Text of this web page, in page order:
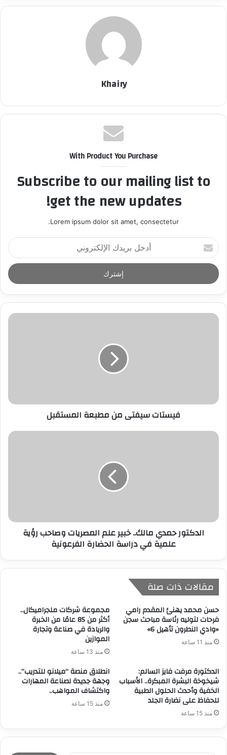
Khairy
With Product You Purchase
Subscribe to our mailing list to
get the new updates!
Lorem ipsum dolor sit amet, consectetur.
أ
د
خ
ل
ر
د
ر
ي
فيستات سيفتى من مطبعة المستقبل
الدكتور حمدي مالك.. خبير علم المصريات وصاحب رؤية
علمية في دراسة الحضارة الفرعونية
مقالات ذات صلة
حسن محمد يهنئ المقدم رامي
فرحات لتوليه رئاسة مباحث سجن
«وادي النطرون تأهيل 6»
منذ 11 ساعة
مجموعة شركات ملجراميكال..
أكثر من 85 عامًا من الخبرة
والريادة في صناعة وتجارة
الموازين
منذ 13 ساعة
الدكتورة مرفت فايز السالم:
شيخوخة البشرة المبكرة.. الأسباب
الخفية وأحدث الحلول الطبية
للحفاظ على نضارة الجلد
منذ 15 ساعة
انطلاق منصة “ميلانو للتدريب”..
وجهة جديدة لصناعة المهارات
واكتشاف المواهب..
منذ 15 ساعة